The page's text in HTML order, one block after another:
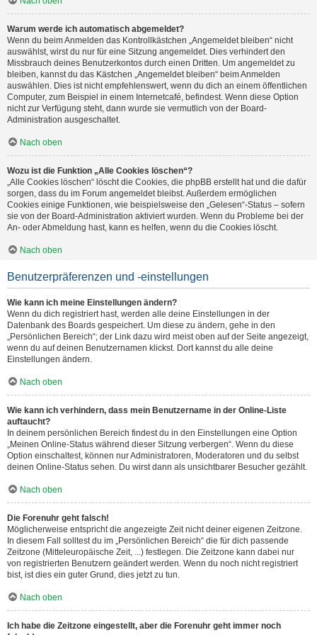
Warum werde ich automatisch abgemeldet?
Wenn du beim Anmelden das Kontrollkästchen „Angemeldet bleiben“ nicht
auswählst, wirst du nur für eine Sitzung angemeldet. Dies verhindert den
Missbrauch deines Benutzerkontos durch einen Dritten. Um angemeldet zu
bleiben, kannst du das Kästchen „Angemeldet bleiben“ beim Anmelden
auswählen. Dies ist nicht empfehlenswert, wenn du dich an einem öffentlichen
Computer, zum Beispiel in einem Internetcafé, befindest. Wenn diese Option
nicht zur Verfügung steht, dann wurde sie vermutlich von der Board-
Administration ausgeschaltet.
Nach oben
Wozu ist die Funktion „Alle Cookies löschen“?
„Alle Cookies löschen“ löscht die Cookies, die phpBB erstellt hat und die dafür
sorgen, dass du im Forum angemeldet bleibst. Außerdem ermöglichen
Cookies einige Funktionen, wie beispielsweise den „Gelesen“-Status – sofern
sie von der Board-Administration aktiviert wurden. Wenn du Probleme bei der
An- oder Abmeldung hast, kann es helfen, wenn du die Cookies löscht.
Nach oben
Benutzerpräferenzen und -einstellungen
Wie kann ich meine Einstellungen ändern?
Wenn du dich registriert hast, werden alle deine Einstellungen in der
Datenbank des Boards gespeichert. Um diese zu ändern, gehe in den
„Persönlichen Bereich“; der Link dazu wird meist oben auf der Seite angezeigt,
wenn du auf deinen Benutzernamen klickst. Dort kannst du alle deine
Einstellungen ändern.
Nach oben
Wie kann ich verhindern, dass mein Benutzername in der Online-Liste
auftaucht?
In deinem persönlichen Bereich findest du in den Einstellungen eine Option
„Meinen Online-Status während dieser Sitzung verbergen“. Wenn du diese
Option einschaltest, können nur Administratoren, Moderatoren und du selbst
deinen Online-Status sehen. Du wirst dann als unsichtbarer Besucher gezählt.
Nach oben
Die Forenuhr geht falsch!
Möglicherweise entspricht die angezeigte Zeit nicht deiner eigenen Zeitzone.
In diesem Fall solltest du im „Persönlichen Bereich“ die für dich passende
Zeitzone (Mitteleuropäische Zeit, ...) festlegen. Die Zeitzone kann dabei nur
von registrierten Benutzern geändert werden. Wenn du noch nicht registriert
bist, ist dies ein guter Grund, dies jetzt zu tun.
Nach oben
Ich habe die Zeitzone eingestellt, aber die Forenuhr geht immer noch